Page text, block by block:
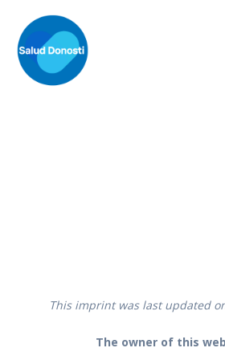
This imprint was last updated
The owner of this